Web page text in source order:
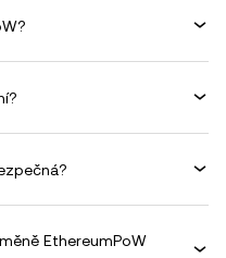
EthereumPoW